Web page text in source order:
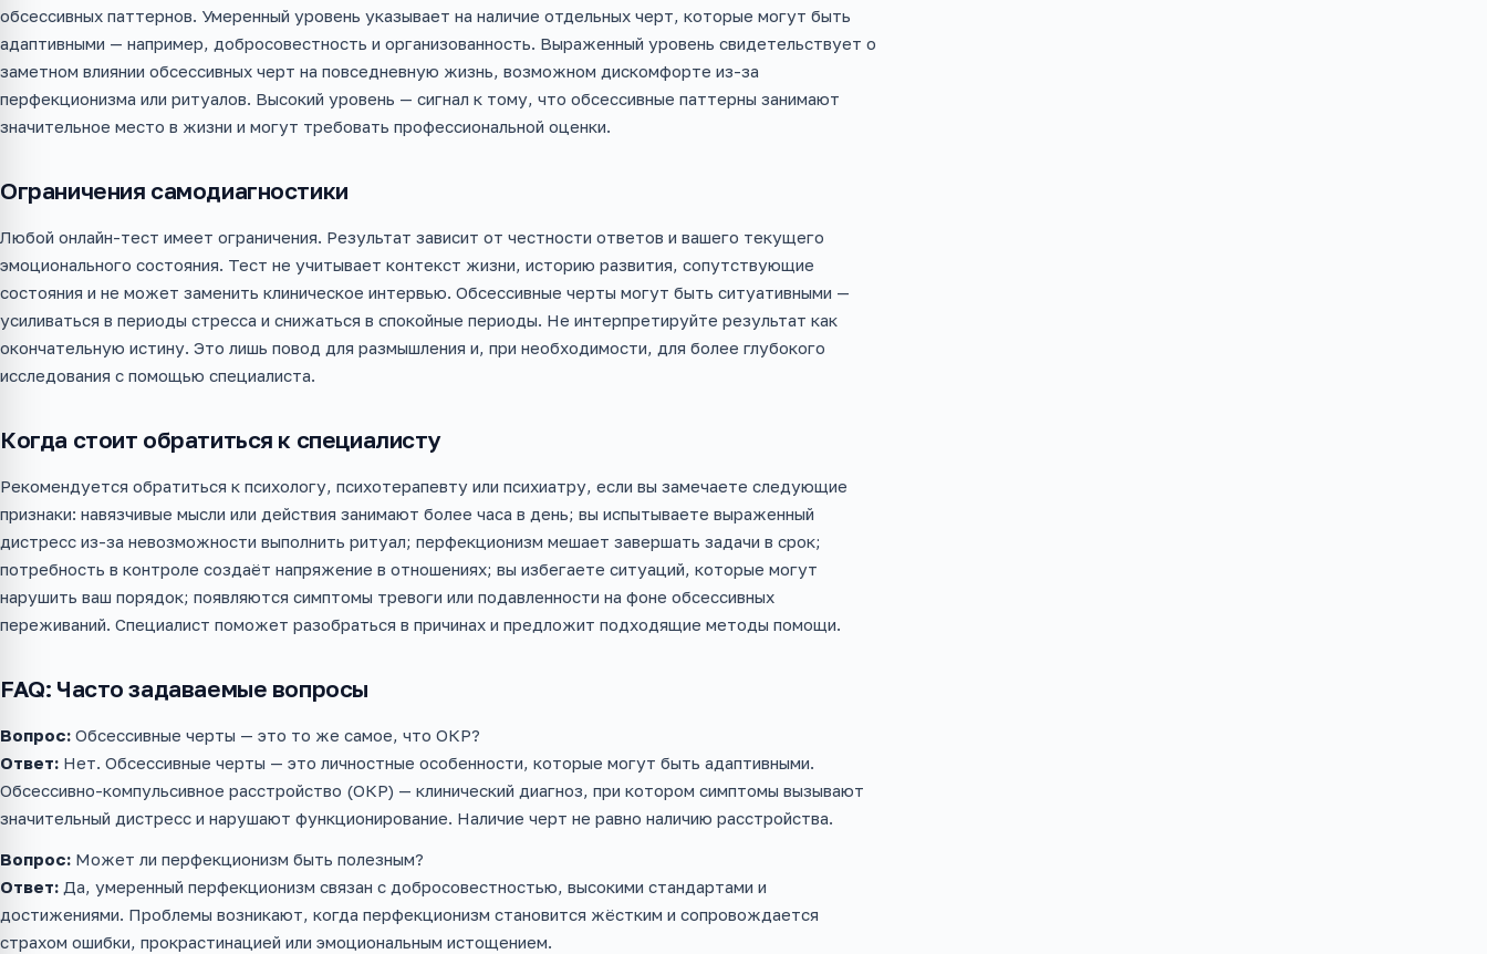
обсессивных паттернов. Умеренный уровень указывает на наличие отдельных черт, которые могут быть
адаптивными — например, добросовестность и организованность. Выраженный уровень свидетельствует о
заметном влиянии обсессивных черт на повседневную жизнь, возможном дискомфорте из-за
перфекционизма или ритуалов. Высокий уровень — сигнал к тому, что обсессивные паттерны занимают
значительное место в жизни и могут требовать профессиональной оценки.
Ограничения самодиагностики
Любой онлайн-тест имеет ограничения. Результат зависит от честности ответов и вашего текущего
эмоционального состояния. Тест не учитывает контекст жизни, историю развития, сопутствующие
состояния и не может заменить клиническое интервью. Обсессивные черты могут быть ситуативными —
усиливаться в периоды стресса и снижаться в спокойные периоды. Не интерпретируйте результат как
окончательную истину. Это лишь повод для размышления и, при необходимости, для более глубокого
исследования с помощью специалиста.
Когда стоит обратиться к специалисту
Рекомендуется обратиться к психологу, психотерапевту или психиатру, если вы замечаете следующие
признаки: навязчивые мысли или действия занимают более часа в день; вы испытываете выраженный
дистресс из-за невозможности выполнить ритуал; перфекционизм мешает завершать задачи в срок;
потребность в контроле создаёт напряжение в отношениях; вы избегаете ситуаций, которые могут
нарушить ваш порядок; появляются симптомы тревоги или подавленности на фоне обсессивных
переживаний. Специалист поможет разобраться в причинах и предложит подходящие методы помощи.
FAQ: Часто задаваемые вопросы
Вопрос: Обсессивные черты — это то же самое, что ОКР?
Ответ: Нет. Обсессивные черты — это личностные особенности, которые могут быть адаптивными.
Обсессивно-компульсивное расстройство (ОКР) — клинический диагноз, при котором симптомы вызывают
значительный дистресс и нарушают функционирование. Наличие черт не равно наличию расстройства.
Вопрос: Может ли перфекционизм быть полезным?
Ответ: Да, умеренный перфекционизм связан с добросовестностью, высокими стандартами и
достижениями. Проблемы возникают, когда перфекционизм становится жёстким и сопровождается
страхом ошибки, прокрастинацией или эмоциональным истощением.